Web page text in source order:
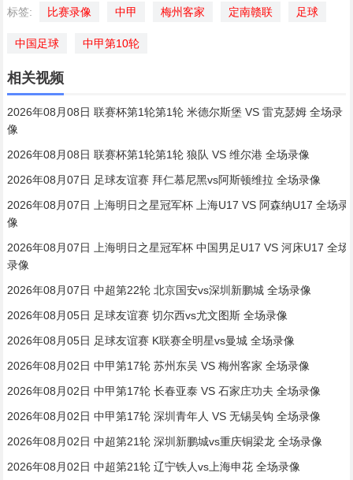
标签: 比赛录像 中甲 梅州客家 定南赣联 足球
中国足球 中甲第10轮
相关视频
2026年08月08日 联赛杯第1轮第1轮 米德尔斯堡 VS 雷克瑟姆 全场录
像
2026年08月08日 联赛杯第1轮第1轮 狼队 VS 维尔港 全场录像
2026年08月07日 足球友谊赛 拜仁慕尼黑vs阿斯顿维拉 全场录像
2026年08月07日 上海明日之星冠军杯 上海U17 VS 阿森纳U17 全场录
像
2026年08月07日 上海明日之星冠军杯 中国男足U17 VS 河床U17 全场
录像
2026年08月07日 中超第22轮 北京国安vs深圳新鹏城 全场录像
2026年08月05日 足球友谊赛 切尔西vs尤文图斯 全场录像
2026年08月05日 足球友谊赛 K联赛全明星vs曼城 全场录像
2026年08月02日 中甲第17轮 苏州东吴 VS 梅州客家 全场录像
2026年08月02日 中甲第17轮 长春亚泰 VS 石家庄功夫 全场录像
2026年08月02日 中甲第17轮 深圳青年人 VS 无锡吴钩 全场录像
2026年08月02日 中超第21轮 深圳新鹏城vs重庆铜梁龙 全场录像
2026年08月02日 中超第21轮 辽宁铁人vs上海申花 全场录像